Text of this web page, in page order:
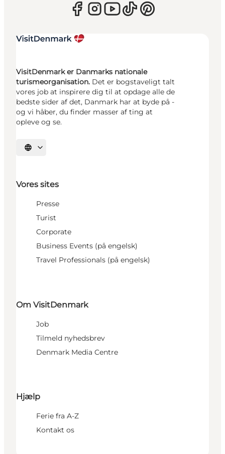
VisitDenmark er Danmarks nationale
turismeorganisation. Det er bogstaveligt talt
vores job at inspirere dig til at opdage alle de
bedste sider af det, Danmark har at byde på -
og vi håber, du finder masser af ting at
opleve og se.
Vælg sprog
Vores sites
Presse
Turist
Corporate
Business Events (på engelsk)
Travel Professionals (på engelsk)
Om VisitDenmark
Job
Tilmeld nyhedsbrev
Denmark Media Centre
Hjælp
Ferie fra A-Z
Kontakt os